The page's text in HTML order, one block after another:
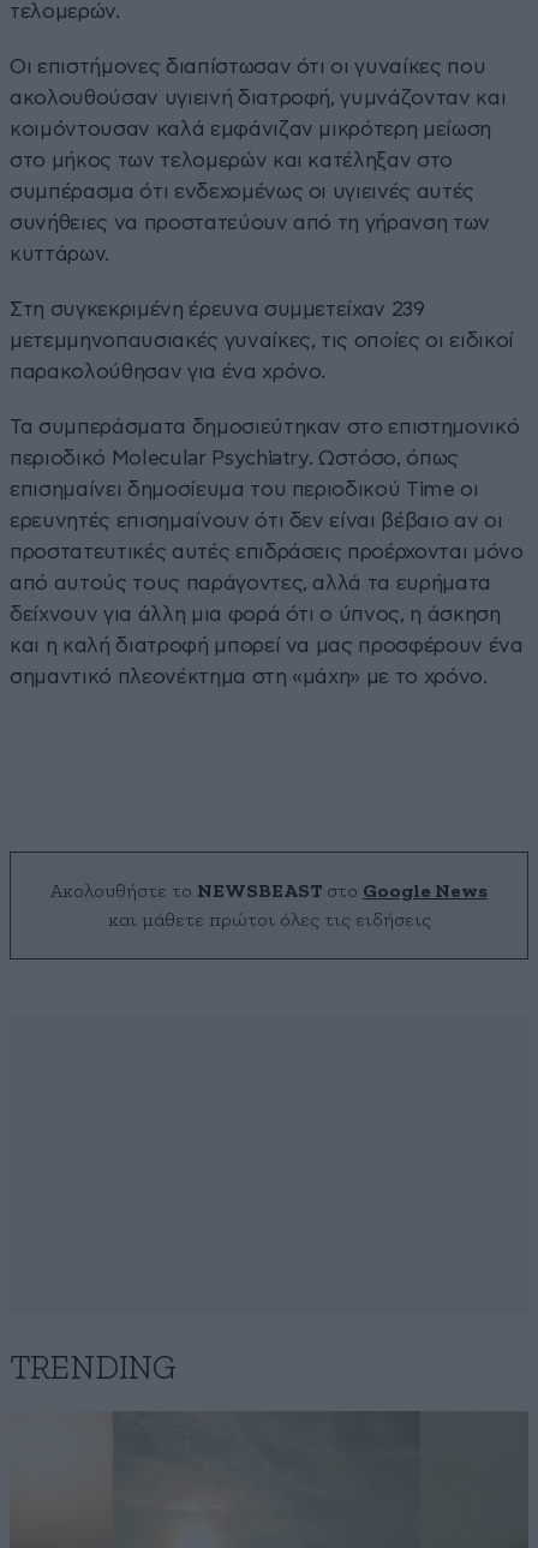
τελομερών.
Οι επιστήμονες διαπίστωσαν ότι οι γυναίκες που
ακολουθούσαν υγιεινή διατροφή, γυμνάζονταν και
κοιμόντουσαν καλά εμφάνιζαν μικρότερη μείωση
στο μήκος των τελομερών και κατέληξαν στο
συμπέρασμα ότι ενδεχομένως οι υγιεινές αυτές
συνήθειες να προστατεύουν από τη γήρανση των
κυττάρων.
Στη συγκεκριμένη έρευνα συμμετείχαν 239
μετεμμηνοπαυσιακές γυναίκες, τις οποίες οι ειδικοί
παρακολούθησαν για ένα χρόνο.
Τα συμπεράσματα δημοσιεύτηκαν στο επιστημονικό
περιοδικό Molecular Psychiatry. Ωστόσο, όπως
επισημαίνει δημοσίευμα του περιοδικού Time οι
ερευνητές επισημαίνουν ότι δεν είναι βέβαιο αν οι
προστατευτικές αυτές επιδράσεις προέρχονται μόνο
από αυτούς τους παράγοντες, αλλά τα ευρήματα
δείχνουν για άλλη μια φορά ότι ο ύπνος, η άσκηση
και η καλή διατροφή μπορεί να μας προσφέρουν ένα
σημαντικό πλεονέκτημα στη «μάχη» με το χρόνο.
Ακολουθήστε το NEWSBEAST στο Google News
και μάθετε πρώτοι όλες τις ειδήσεις
TRENDING